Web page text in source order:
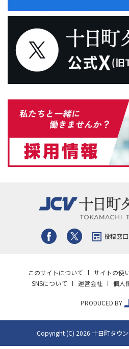
投稿窓口
このサイトについて サイトの使
SNSについて
運営会社 個人
PRODUCED BY
Copyright (C) 2026 十日町タウ